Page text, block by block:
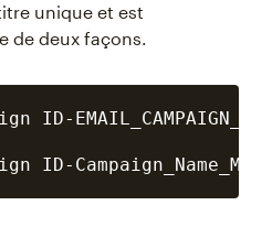
unique et est
de deux façons.
ID-